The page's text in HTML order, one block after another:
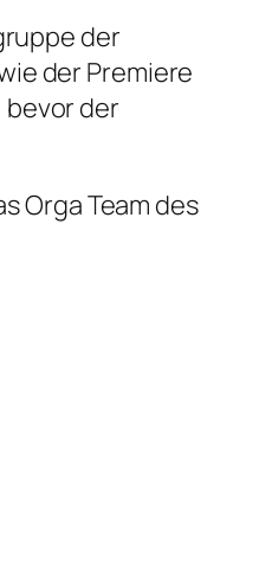
der
der Premiere
der
Orga Team des